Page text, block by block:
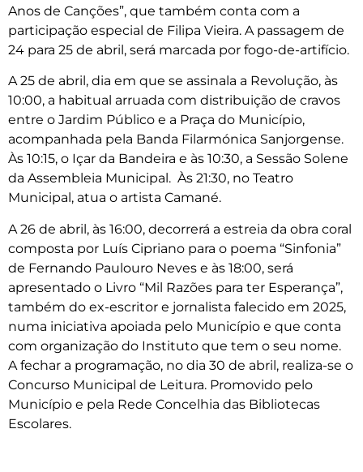
Anos de Canções”, que também conta com a
participação especial de Filipa Vieira. A passagem de
24 para 25 de abril, será marcada por fogo-de-artifício.
A 25 de abril, dia em que se assinala a Revolução, às
10:00, a habitual arruada com distribuição de cravos
entre o Jardim Público e a Praça do Município,
acompanhada pela Banda Filarmónica Sanjorgense.
Às 10:15, o Içar da Bandeira e às 10:30, a Sessão Solene
da Assembleia Municipal. Às 21:30, no Teatro
Municipal, atua o artista Camané.
A 26 de abril, às 16:00, decorrerá a estreia da obra coral
composta por Luís Cipriano para o poema “Sinfonia”
de Fernando Paulouro Neves e às 18:00, será
apresentado o Livro “Mil Razões para ter Esperança”,
também do ex-escritor e jornalista falecido em 2025,
numa iniciativa apoiada pelo Município e que conta
com organização do Instituto que tem o seu nome.
A fechar a programação, no dia 30 de abril, realiza-se o
Concurso Municipal de Leitura. Promovido pelo
Município e pela Rede Concelhia das Bibliotecas
Escolares.